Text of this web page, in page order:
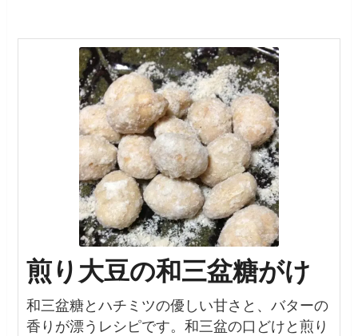
煎り大豆の和三盆糖がけ
和三盆糖とハチミツの優しい甘さと、バターの
香りが漂うレシピです。和三盆の口どけと煎り